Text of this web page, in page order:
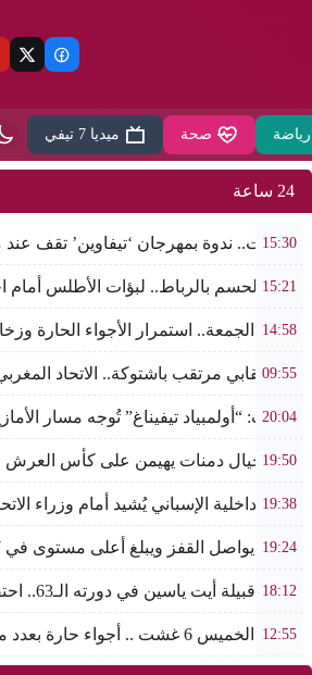
رياضة صحة ميديا 7 تيفي
24 ساعة
15:30
تافراوت.. ندوة بمهرجان ‘تيفاوين’ تقف
15:21
سبت الحسم بالرباط.. لبؤات الأطلس أمام
14:58
طقس الجمعة.. استمرار الأجواء الحارة
09:55
حدث نقابي مرتقب باشتوكة.. الاتحاد
20:04
تفراوت: “أولمبياد تيفيناغ” تُوجه مسار
19:50
نادي أجيال دمنات يهيمن على كأس العرش
19:38
وزير الداخلية الإسباني يُشيد أمام وزراء
19:24
الذهب يواصل القفز ويبلغ أعلى مستوى في 7 أسابيع مدعوماً بتراجع الدولار وانخفاض عوائد السندات
18:12
ملتقى قبيلة أيت ياسين في دورته الـ63.. احتفاء بالتراث وتجديد لروح الانتماء الوطني
12:55
طقس الخميس 6 غشت .. أجواء حارة بعدد من مناطق المملكة